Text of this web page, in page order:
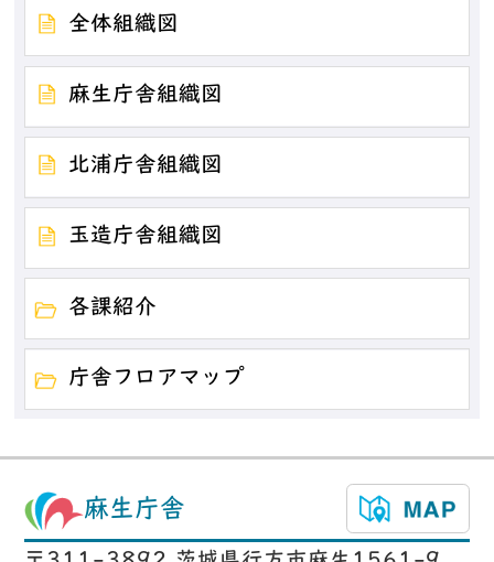
全体組織図
麻生庁舎組織図
北浦庁舎組織図
玉造庁舎組織図
各課紹介
庁舎フロアマップ
麻生庁舎